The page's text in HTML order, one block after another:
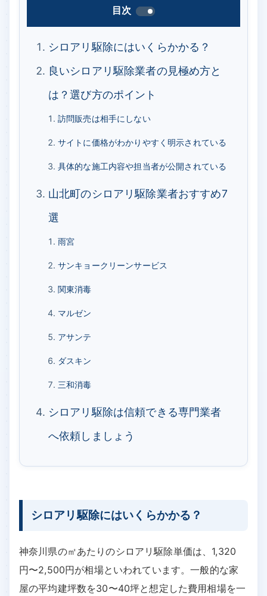
目次
シロアリ駆除にはいくらかかる？
良いシロアリ駆除業者の見極め方と
は？選び方のポイント
訪問販売は相手にしない
サイトに価格がわかりやすく明示されている
具体的な施工内容や担当者が公開されている
山北町のシロアリ駆除業者おすすめ7
選
雨宮
サンキョークリーンサービス
関東消毒
マルゼン
アサンテ
ダスキン
三和消毒
シロアリ駆除は信頼できる専門業者
へ依頼しましょう
シロアリ駆除にはいくらかかる？
神奈川県の㎡あたりのシロアリ駆除単価は、1,320
円〜2,500円が相場といわれています。一般的な家
屋の平均建坪数を30〜40坪と想定した費用相場を一